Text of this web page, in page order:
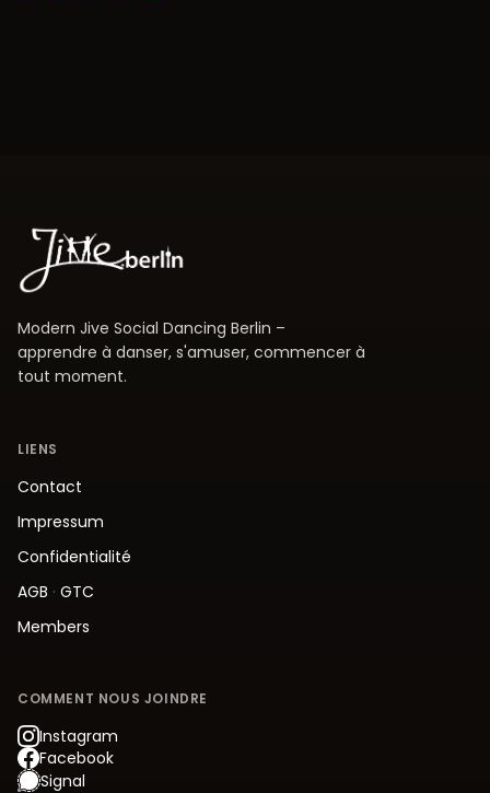
Modern Jive Social Dancing Berlin –
apprendre à danser, s'amuser, commencer à
tout moment.
LIENS
Contact
Impressum
Confidentialité
AGB · GTC
Members
COMMENT NOUS JOINDRE
Instagram
Facebook
Signal